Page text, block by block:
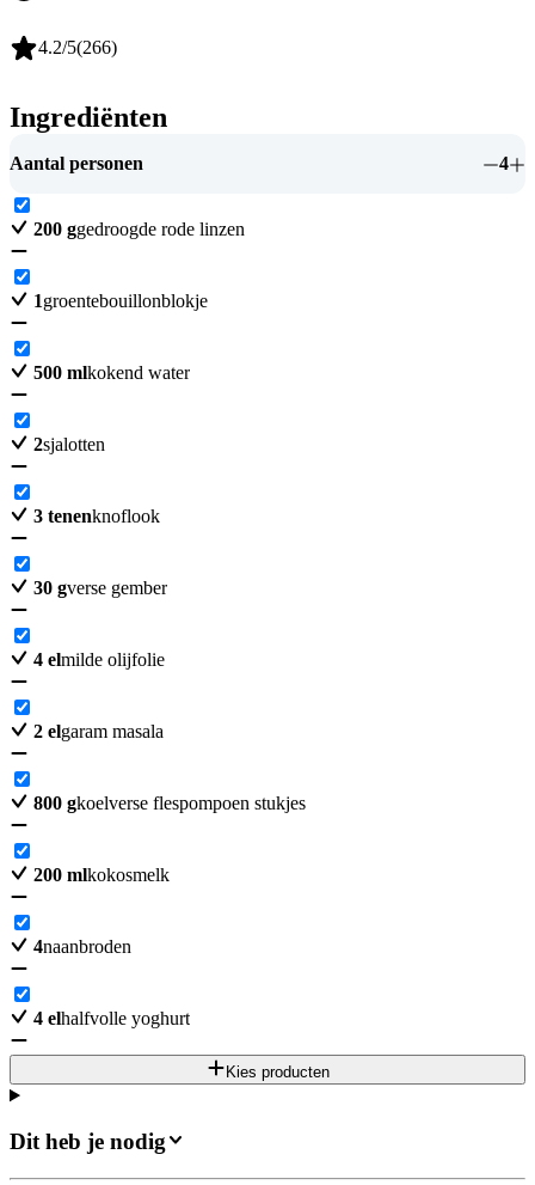
4.2/5(266)
Ingrediënten
Aantal personen 4
200 ggedroogde rode linzen
1groentebouillonblokje
500 mlkokend water
2sjalotten
3 tenenknoflook
30 gverse gember
4 elmilde olijfolie
2 elgaram masala
800 gkoelverse flespompoen stukjes
200 mlkokosmelk
4naanbroden
4 elhalfvolle yoghurt
Kies producten
Dit heb je nodig